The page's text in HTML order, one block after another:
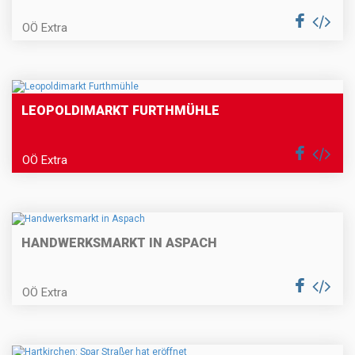
OÖ Extra
LEOPOLDIMARKT FURTHMÜHLE
OÖ Extra
HANDWERKSMARKT IN ASPACH
OÖ Extra